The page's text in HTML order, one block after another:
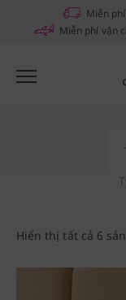
Miễn
Miễn phí vận
Hiển thị tất cả 6